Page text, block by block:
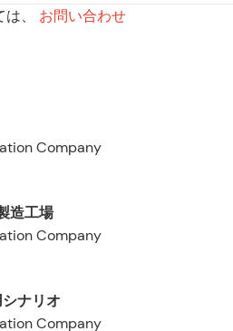
、 お問い合わせ
造工場
ナリオ